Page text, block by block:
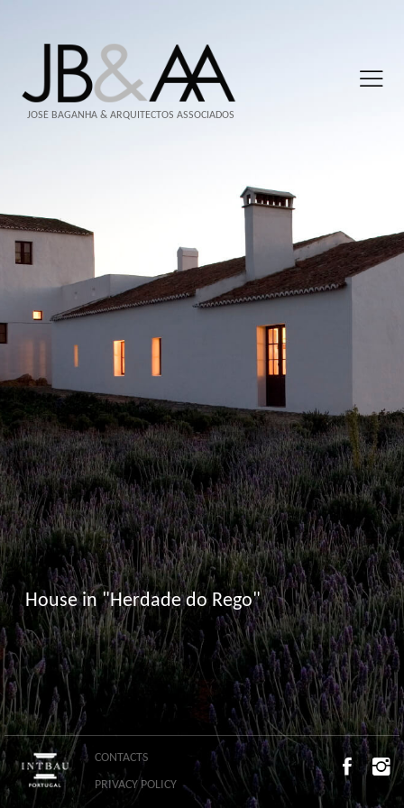
JOSÉ BAGANHA & ARQUITECTOS ASSOCIADOS
House in "Herdade do Rego"
CONTACTS
PRIVACY POLICY